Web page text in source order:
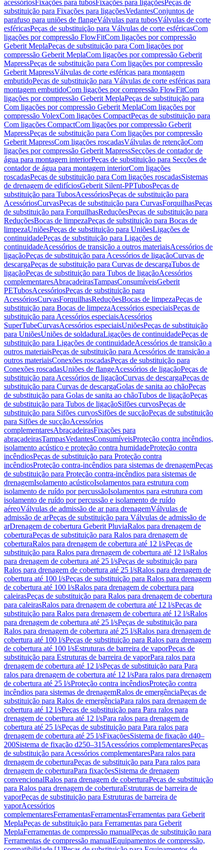
acessóriosFixações para tubosFixações para ligaçõesPeças de
substituição para Fixações para ligaçõesVedantesConjuntos de
parafuso para uniões de flangeVálvulas para tubosVálvulas de corte
esféricasPeças de substituição para Válvulas de corte esféricasCom
ligações por compressão FlowFitCom ligações por compressão
Geberit MeplaPeças de substituição para Com ligações por
compressão Geberit MeplaCom ligações por compressão Geberit
MapressPeças de substituição para Com ligações por compressão
Geberit MapressVálvulas de corte esféricas para montagem
embutidoPeças de substituição para Válvulas de corte esféricas para
montagem embutidoCom ligações por compressão FlowFitCom
ligações por compressão Geberit MeplaPeças de substituição para
Com ligações por compressão Geberit MeplaCom ligações por
compressão VolexCom ligações CompactPeças de substituição para
Com ligações CompactCom ligações por compressão Geberit
MapressPeças de substituição para Com ligações por compressão
Geberit MapressCom ligações roscadasVálvulas de retençãoCom
ligações por compressão Geberit MapressSecções de contador de
água para montagem interiorPeças de substituição para Secções de
contador de água para montagem interiorCom ligações
roscadasPeças de substituição para Com ligações roscadasSistemas
de drenagem de edifíciosGeberit Silent-PPTubosPeças de
substituição para TubosAcessóriosPeças de substituição para
AcessóriosCurvasPeças de substituição para CurvasForquilhasPeças
de substituição para ForquilhasReduçõesPeças de substituição para
ReduçõesBocas de limpezaPeças de substituição para Bocas de
limpezaUniõesPeças de substituição para UniõesLigações de
continuidadePeças de substituição para Ligações de
continuidadeAcessórios de transição a outros materiaisAcessórios de
ligaçãoPeças de substituição para Acessórios de ligaçãoCurvas de
descargaPeças de substituição para Curvas de descargaTubos de
ligaçãoPeças de substituição para Tubos de ligaçãoAcessórios
complementaresAbraçadeirasTampasConsumíveisGeberit
PETubosAcessóriosPeças de substituição para
AcessóriosCurvasForquilhasReduçõesBocas de limpezaPeças de
substituição para Bocas de limpezaAcessórios especiaisPeças de
substituição para Acessórios especiaisAcessórios
SuperTubeCurvasAcessórios especiaisUniõesPeças de substituição
para UniõesUniões de soldaduraLigações de continuidadePeças de
substituição para Ligações de continuidadeAcessórios de transição a
outros materiaisPeças de substituição para Acessórios de transição a
outros materiaisConexões roscadasPeças de substituição para
Conexões roscadasUniões de flangeAcessórios de ligaçãoPeças de
substituição para Acessórios de ligaçãoCurvas de descargaPeças de
substituição para Curvas de descargaGolas de sanita ao chãoPeças
de substituição para Golas de sanita ao chãoTubos de ligaçãoPeças
de substituição para Tubos de ligaçãoSifões curvosPeças de
substituição para Sifões curvosSifões de sucçãoPeças de substituição
para Sifões de sucçãoAcessórios
complementaresAbraçadeirasFixações para
abraçadeirasTampasVedantesConsumíveisProteção contra incêndios,
isolamento acústico e proteção contra humidadeProteção contra
incêndiosPeças de substituição para Proteção contra
incêndiosProteção contra-incêndios para sistemas de drenagemPeças
de substituição para Proteção contra-incêndios para sistemas de
drenagemIsolamento acústicoIsolamentos para estrutura com
isolamento de ruído por percussãoIsolamentos para estrutura com
isolamento de ruído por percussão e isolamento de ruído
aéreoVálvulas de admissão de ar para drenagemVálvulas de
admissão de arPeças de substituição para Válvulas de admissão de
arDrenagem de cobertura Geberit PluviaRalos para drenagem de
coberturaPeças de substituição para Ralos para drenagem de
coberturaRalos para drenagem de cobertura até 12 l/sPeças de
substituição para Ralos para drenagem de cobertura até 12 l/sRalos
para drenagem de cobertura até 25 l/sPeças de substituição para
Ralos para drenagem de cobertura até 25 l/sRalos para drenagem de
cobertura até 100 l/sPeças de substituição para Ralos para drenagem
de cobertura até 100 l/sRalos para drenagem de cobertura para
caleirasPeças de substituição para Ralos para drenagem de cobertura
para caleirasRalos para drenagem de cobertura até 12 l/sPeças de
substituição para Ralos para drenagem de cobertura até 12 l/sRalos
para drenagem de cobertura até 25 l/sPeças de substituição para
Ralos para drenagem de cobertura até 25 l/sRalos para drenagem de
cobertura até 100 l/sPeças de substituição para Ralos para drenagem
de cobertura até 100 l/sEstruturas de barreira de vaporPeças de
substituição para Estruturas de barreira de vaporPara ralos para
drenagem de cobertura até 12 l/sPeças de substituição para Para
ralos para drenagem de cobertura até 12 l/sPara ralos para drenagem
de cobertura até 25 l/sProteção contra incêndiosProteção contra
incêndios para sistemas de drenagemRalos de emergênciaPeças de
substituição para Ralos de emergênciaPara ralos para drenagem de
cobertura até 12 l/sPeças de substituição para Para ralos para
drenagem de cobertura até 12 l/sPara ralos para drenagem de
cobertura até 25 l/sPeças de substituição para Para ralos para
drenagem de cobertura até 25 l/sFixaçõesSistema de fixação d40–
200Sistema de fixação d250–315Acessórios complementaresPeças
de substituição para Acessórios complementaresPara ralos para
drenagem de coberturaPeças de substituição para Para ralos para
drenagem de coberturaPara fixaçõesSistema de drenagem
convencionalRalos para drenagem de coberturaPeças de substituição
para Ralos para drenagem de coberturaEstruturas de barreira de
vaporPeças de substituição para Estruturas de barreira de
vaporAcessórios
complementaresFerramentasFerramentasFerramentas para Geberit
MeplaPeças de substituição para Ferramentas para Geberit
MeplaFerramentas de compressão manualPeças de substituição para
Ferramentas de compressão manualEquipamentos de compressão,